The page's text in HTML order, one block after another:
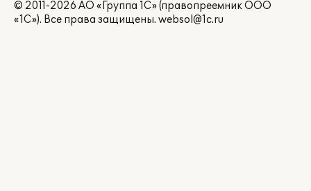
© 2011-2026 АО «Группа 1С» (правопреемник ООО
«1С»). Все права защищены. websol@1c.ru